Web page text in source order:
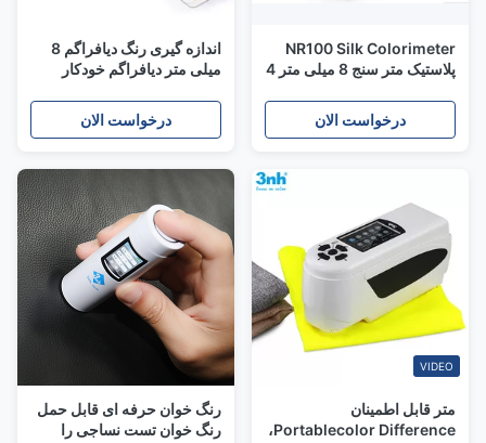
NR100 Silk Colorimeter
پلاستیک متر سنج 8 میلی متر 4
درخواست الان
اندازه گیری رنگ دیافراگم 8
میلی متر دیافراگم خودکار
درخواست الان
VIDEO
متر قابل اطمینان
Portablecolor Difference،
رنگ خوان حرفه ای قابل حمل
رنگ خوان تست نساجی را